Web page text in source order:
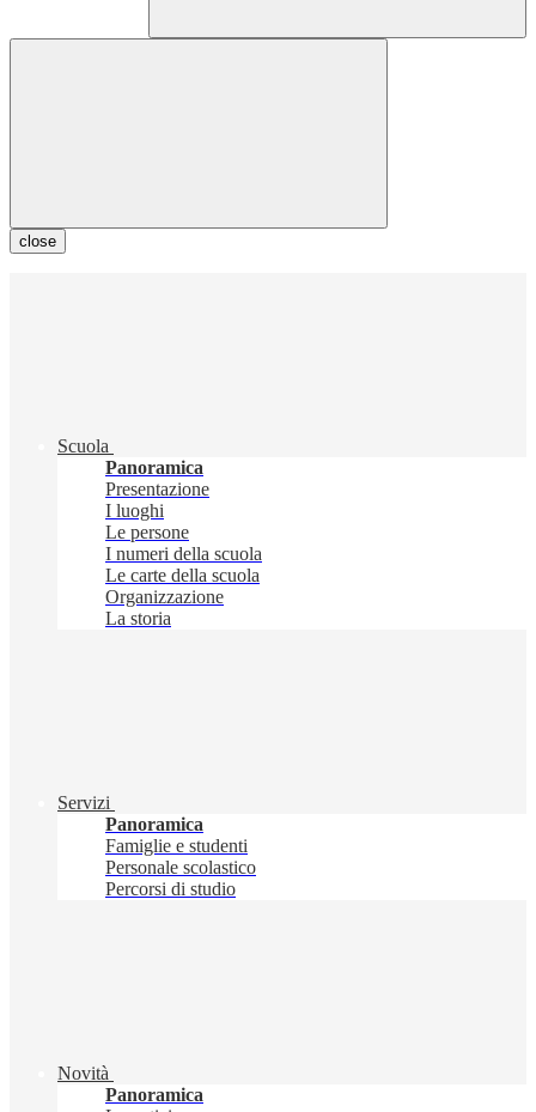
close
Scuola
Panoramica
Presentazione
I luoghi
Le persone
I numeri della scuola
Le carte della scuola
Organizzazione
La storia
Servizi
Panoramica
Famiglie e studenti
Personale scolastico
Percorsi di studio
Novità
Panoramica